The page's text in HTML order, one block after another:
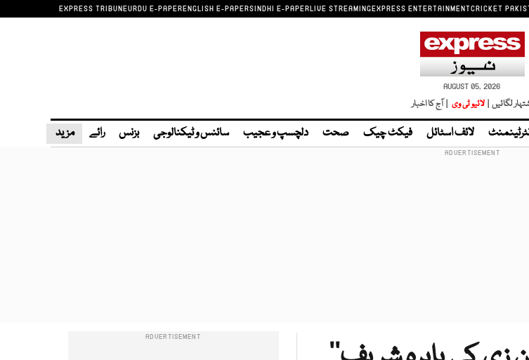
EXPRESS TRIBUNEURDU E-PAPERENGLISH E-PAPERSINDHI E-PAPERLIVE STREAMINGEXPRESS ENTERTAINMENTCRICKET
AUGUST 05, 2026
لگائیں | لائیو ٹی وی | آج کا اخبار
لائف اسٹائل فیکٹ چیک صحت دلچسپ و عجیب سائنس و ٹیکنالوجی بزنس رائے مزید